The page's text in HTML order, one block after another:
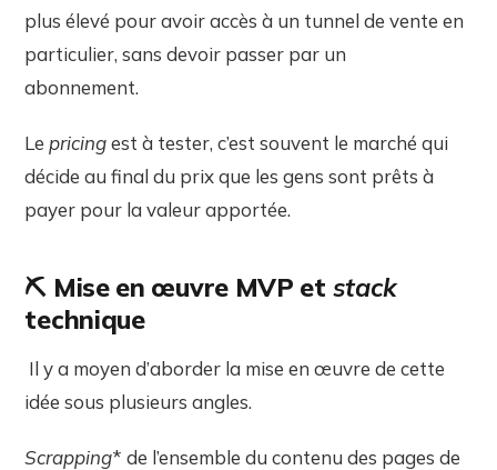
plus élevé pour avoir accès à un tunnel de vente en
particulier, sans devoir passer par un
abonnement.
Le pricingest à tester, c’est souvent le marché qui
décide au final du prix que les gens sont prêts à
payer pour la valeur apportée.
⛏️ Mise en œuvre MVP et stack
technique
Il y a moyen d’aborder la mise en œuvre de cette
idée sous plusieurs angles.
Scrapping* de l’ensemble du contenu des pages de